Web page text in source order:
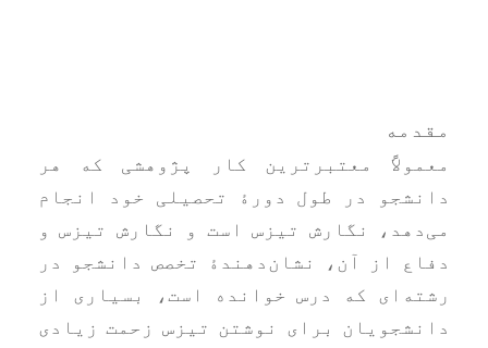
مقدمه
معمولاًً معتبرترین کار پژوهشی که هر
دانشجو در طول دورۀ تحصیلی خود انجام
می‌دهد، نگارش تیزس است و نگارش تیزس و
دفاع از آن، نشان‌دهندۀ تخصص دانشجو در
رشته‌ای که درس خوانده است، بسیاری از
دانشجویان برای نوشتن تیزس زحمت زیادی